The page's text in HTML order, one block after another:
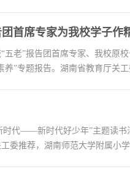
首席专家为我校学子作
老”报告团首席专家、我校原
”专题报告。湖南省教育厅关工
时代——新时代好少年”主题读
委推荐，湖南师范大学附属小